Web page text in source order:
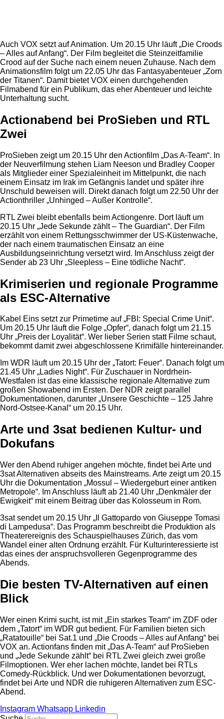
Auch VOX setzt auf Animation. Um 20.15 Uhr läuft „Die Croods
– Alles auf Anfang“. Der Film begleitet die Steinzeitfamilie
Crood auf der Suche nach einem neuen Zuhause. Nach dem
Animationsfilm folgt um 22.05 Uhr das Fantasyabenteuer „Zorn
der Titanen“. Damit bietet VOX einen durchgehenden
Filmabend für ein Publikum, das eher Abenteuer und leichte
Unterhaltung sucht.
Actionabend bei ProSieben und RTL
Zwei
ProSieben zeigt um 20.15 Uhr den Actionfilm „Das A-Team“. In
der Neuverfilmung stehen Liam Neeson und Bradley Cooper
als Mitglieder einer Spezialeinheit im Mittelpunkt, die nach
einem Einsatz im Irak im Gefängnis landet und später ihre
Unschuld beweisen will. Direkt danach folgt um 22.50 Uhr der
Actionthriller „Unhinged – Außer Kontrolle“.
RTL Zwei bleibt ebenfalls beim Actiongenre. Dort läuft um
20.15 Uhr „Jede Sekunde zählt – The Guardian“. Der Film
erzählt von einem Rettungsschwimmer der US-Küstenwache,
der nach einem traumatischen Einsatz an eine
Ausbildungseinrichtung versetzt wird. Im Anschluss zeigt der
Sender ab 23 Uhr „Sleepless – Eine tödliche Nacht“.
Krimiserien und regionale Programme
als ESC-Alternative
Kabel Eins setzt zur Primetime auf „FBI: Special Crime Unit“.
Um 20.15 Uhr läuft die Folge „Opfer“, danach folgt um 21.15
Uhr „Preis der Loyalität“. Wer lieber Serien statt Filme schaut,
bekommt damit zwei abgeschlossene Krimifälle hintereinander.
Im WDR läuft um 20.15 Uhr der „Tatort: Feuer“. Danach folgt um
21.45 Uhr „Ladies Night“. Für Zuschauer in Nordrhein-
Westfalen ist das eine klassische regionale Alternative zum
großen Showabend im Ersten. Der NDR zeigt parallel
Dokumentationen, darunter „Unsere Geschichte – 125 Jahre
Nord-Ostsee-Kanal“ um 20.15 Uhr.
Arte und 3sat bedienen Kultur- und
Dokufans
Wer den Abend ruhiger angehen möchte, findet bei Arte und
3sat Alternativen abseits des Mainstreams. Arte zeigt um 20.15
Uhr die Dokumentation „Mossul – Wiedergeburt einer antiken
Metropole“. Im Anschluss läuft ab 21.40 Uhr „Denkmäler der
Ewigkeit“ mit einem Beitrag über das Kolosseum in Rom.
3sat sendet um 20.15 Uhr „Il Gattopardo von Giuseppe Tomasi
di Lampedusa“. Das Programm beschreibt die Produktion als
Theaterereignis des Schauspielhauses Zürich, das vom
Wandel einer alten Ordnung erzählt. Für Kulturinteressierte ist
das eines der anspruchsvolleren Gegenprogramme des
Abends.
Die besten TV-Alternativen auf einen
Blick
Wer einen Krimi sucht, ist mit „Ein starkes Team“ im ZDF oder
dem „Tatort“ im WDR gut bedient. Für Familien bieten sich
„Ratatouille“ bei Sat.1 und „Die Croods – Alles auf Anfang“ bei
VOX an. Actionfans finden mit „Das A-Team“ auf ProSieben
und „Jede Sekunde zählt“ bei RTL Zwei gleich zwei große
Filmoptionen. Wer eher lachen möchte, landet bei RTLs
Comedy-Rückblick. Und wer Dokumentationen bevorzugt,
findet bei Arte und NDR die ruhigeren Alternativen zum ESC-
Abend.
Instagram Whatsapp Linkedin